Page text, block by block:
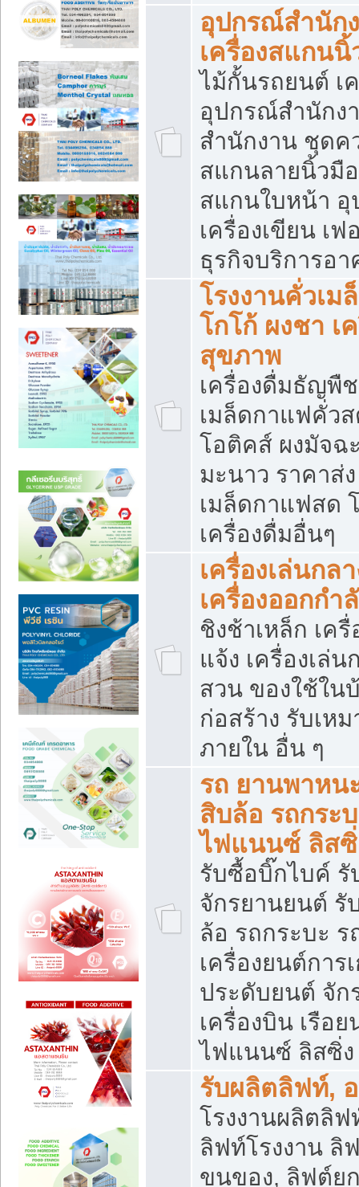
อุปกรณ์สำนัก
เครื่องสแกนนิ้
ไม้กั้นรถยนต์ เ
อุปกรณ์สำนักง
สำนักงาน ชุดค
สแกนลายนิ้วมื
สแกนใบหน้า
เครื่องเขียน เ
ธุรกิจบริการอ
โรงงานคั่วเม
โกโก้ ผงชา เ
สุขภาพ
เครื่องดื่มธัญพื
เมล็ดกาแฟคั่ว
โอติคส์ ผงมัจฉ
มะนาว ราคาส่
เมล็ดกาแฟสด
เครื่องดื่มอื่นๆ
เครื่องเล่นกล
เครื่องออกกำ
ชิงช้าเหล็ก เค
แจ้ง เครื่องเล่น
สวน ของใช้ใน
ก่อสร้าง รับเห
ภายใน อื่น ๆ
รถ ยานพาหน
สิบล้อ รถกระ
ไฟแนนซ์ ลิส
รับซื้อบิ๊กไบค์
จักรยานยนต์ รั
ล้อ รถกระบะ
เครื่องยนต์การ
ประดับยนต์ จัก
เครื่องบิน เรือ
ไฟแนนซ์ ลิสซิ่ง
รับผลิตลิฟท์,
โรงงานผลิตลิ
ลิฟท์โรงงาน ลิ
ขนของ, ลิฟต์ย